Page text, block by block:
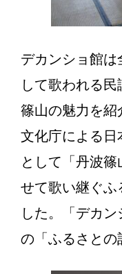
デカンショ館は
して歌われる
篠山の魅力を紹
文化庁による日
として「丹波
せて歌い継ぐふ
した。「デカ
の「ふるさとの